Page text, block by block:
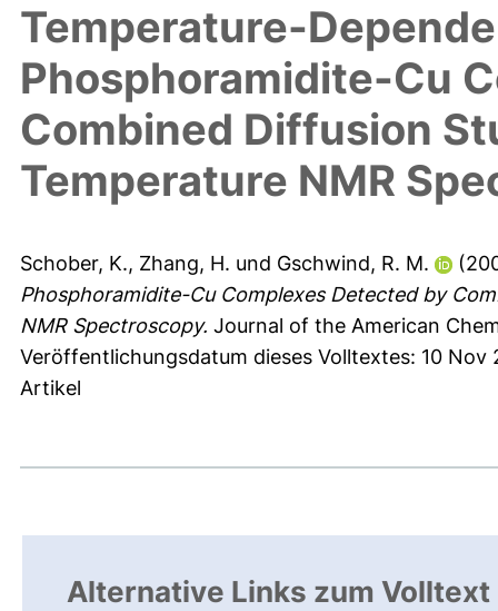
Temperature-
Phosphoramidite-Cu
Combined Diffusion
Temperature NMR
Schober, K., Zhang, H. und Gschwind, R. M.
Phosphoramidite-Cu Complexes Detected by
NMR Spectroscopy. Journal of the American
Veröffentlichungsdatum dieses Volltextes: 10 Nov
Artikel
Alternative Links zum Volltext